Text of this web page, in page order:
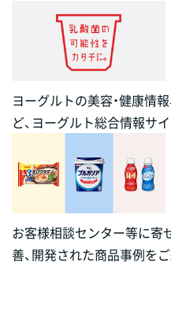
ヨーグルトの美容・健康情
ど、ヨーグルト総合情報サ
お客様相談センター等に寄
善、開発された商品事例を